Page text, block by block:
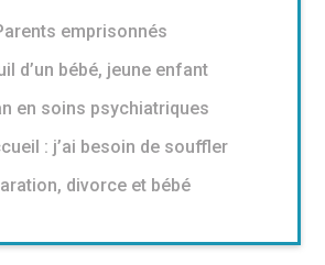
emprisonnés
d’un bébé, jeune enfant
en soins psychiatriques
: j’ai besoin de souffler
divorce et bébé